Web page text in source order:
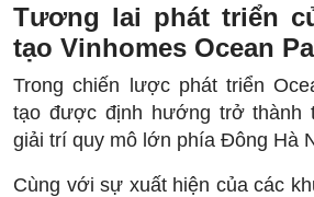
Tương lai phát triển
tạo Vinhomes Ocean
Trong chiến lược phát triển
tạo được định hướng trở thành
giải trí quy mô lớn phía Đông Hà
Cùng với sự xuất hiện của các